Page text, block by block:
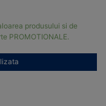
produsului si de
PROMOTIONALE.